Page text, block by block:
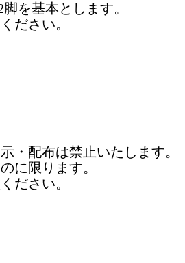
を基本とします。
ださい。
・配布は禁止いたします。
に限ります。
ださい。